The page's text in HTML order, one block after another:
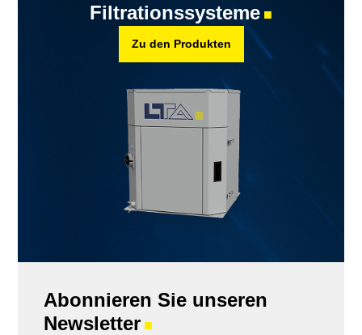
Filtrationssysteme ■
Zu den Produkten
Abonnieren Sie unseren
Newsletter ■